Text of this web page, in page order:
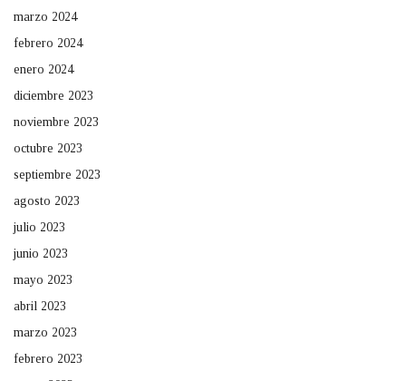
marzo 2024
febrero 2024
enero 2024
diciembre 2023
noviembre 2023
octubre 2023
septiembre 2023
agosto 2023
julio 2023
junio 2023
mayo 2023
abril 2023
marzo 2023
febrero 2023